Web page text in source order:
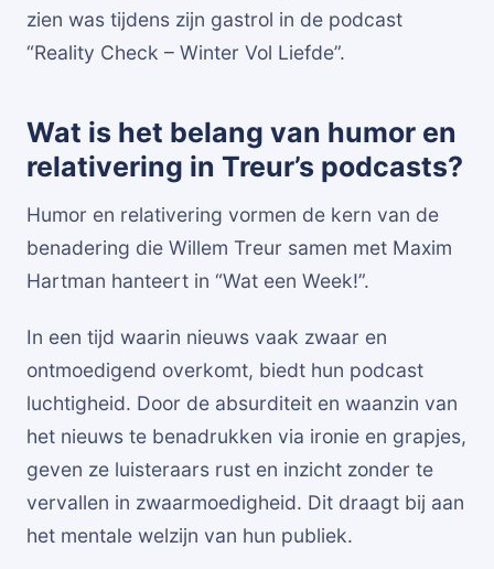
zien was tijdens zijn gastrol in de podcast
“Reality Check – Winter Vol Liefde”.
Wat is het belang van humor en
relativering in Treur’s podcasts?
Humor en relativering vormen de kern van de
benadering die Willem Treur samen met Maxim
Hartman hanteert in “Wat een Week!”.
In een tijd waarin nieuws vaak zwaar en
ontmoedigend overkomt, biedt hun podcast
luchtigheid. Door de absurditeit en waanzin van
het nieuws te benadrukken via ironie en grapjes,
geven ze luisteraars rust en inzicht zonder te
vervallen in zwaarmoedigheid. Dit draagt bij aan
het mentale welzijn van hun publiek.